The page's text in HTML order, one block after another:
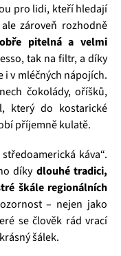
pro lidi, kteří hledají
zároveň rozhodně
pitelná a velmi
tak na filtr, a díky
v mléčných nápojích.
čokolády, oříšků,
který do kostarické
příjemně kulatě.
káva“.
díky dlouhé tradici,
škále regionálních
– nejen jako
se člověk rád vrací
šálek.